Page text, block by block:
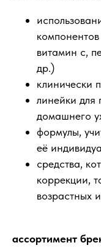
витамин c,
др.)
клинически
линейки для
домашнего
формулы,
её
средства,
коррекции,
возрастных
ассортимент